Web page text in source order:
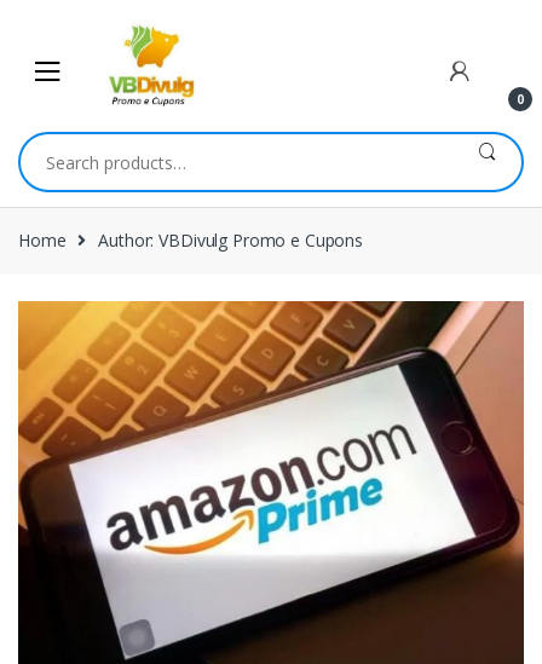
navigation
content
0
Search
for:
Home Author: VBDivulg Promo e Cupons